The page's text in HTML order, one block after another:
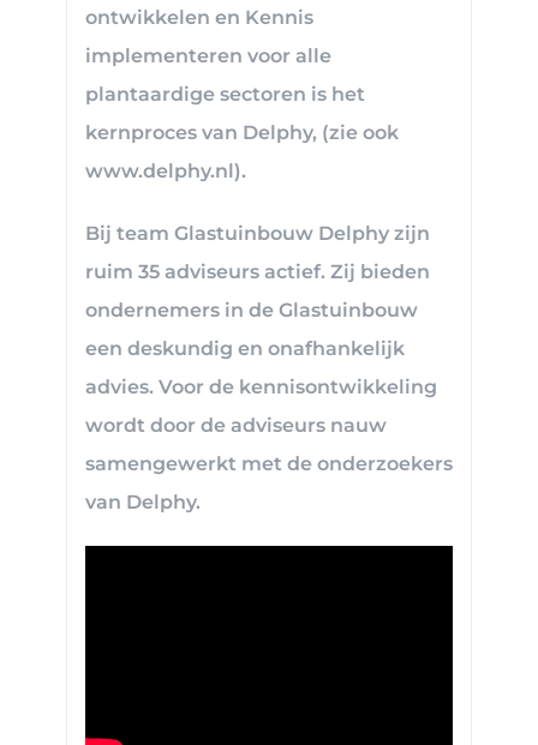
ontwikkelen en Kennis
implementeren voor alle
plantaardige sectoren is het
kernproces van Delphy, (zie ook
www.delphy.nl).
Bij team Glastuinbouw Delphy zijn
ruim 35 adviseurs actief. Zij bieden
ondernemers in de Glastuinbouw
een deskundig en onafhankelijk
advies. Voor de kennisontwikkeling
wordt door de adviseurs nauw
samengewerkt met de onderzoekers
van Delphy.